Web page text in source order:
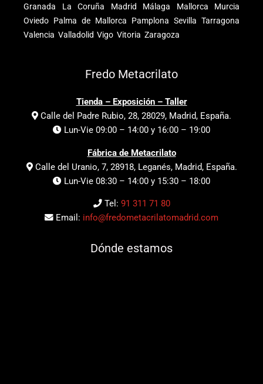
Granada
La Coruña Madrid Málaga Mallorca
Murcia
Oviedo Palma de Mallorca Pamplona Sevilla Tarragona
Valencia Valladolid Vigo Vitoria Zaragoza
Fredo Metacrilato
Tienda – Exposición – Taller
Calle del Padre Rubio, 28, 28029, Madrid, España.
Lun-Vie 09:00 – 14:00 y 16:00 – 19:00
Fábrica de Metacrilato
Calle del Uranio, 7, 28918, Leganés, Madrid, España.
Lun-Vie 08:30 – 14:00 y 15:30 – 18:00
Tel: 91 311 71 80
Email: info@fredometacrilatomadrid.com
Dónde estamos